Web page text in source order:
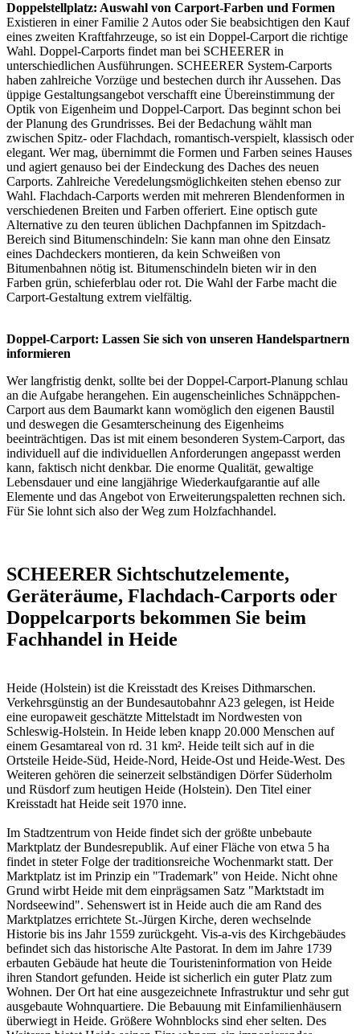
Doppelstellplatz: Auswahl von Carport-Farben und Formen
Existieren in einer Familie 2 Autos oder Sie beabsichtigen den Kauf
eines zweiten Kraftfahrzeuge, so ist ein Doppel-Carport die richtige
Wahl. Doppel-Carports findet man bei SCHEERER in
unterschiedlichen Ausführungen. SCHEERER System-Carports
haben zahlreiche Vorzüge und bestechen durch ihr Aussehen. Das
üppige Gestaltungsangebot verschafft eine Übereinstimmung der
Optik von Eigenheim und Doppel-Carport. Das beginnt schon bei
der Planung des Grundrisses. Bei der Bedachung wählt man
zwischen Spitz- oder Flachdach, romantisch-verspielt, klassisch oder
elegant. Wer mag, übernimmt die Formen und Farben seines Hauses
und agiert genauso bei der Eindeckung des Daches des neuen
Carports. Zahlreiche Veredelungsmöglichkeiten stehen ebenso zur
Wahl. Flachdach-Carports werden mit mehreren Blendenformen in
verschiedenen Breiten und Farben offeriert. Eine optisch gute
Alternative zu den teuren üblichen Dachpfannen im Spitzdach-
Bereich sind Bitumenschindeln: Sie kann man ohne den Einsatz
eines Dachdeckers montieren, da kein Schweißen von
Bitumenbahnen nötig ist. Bitumenschindeln bieten wir in den
Farben grün, schieferblau oder rot. Die Wahl der Farbe macht die
Carport-Gestaltung extrem vielfältig.
Doppel-Carport: Lassen Sie sich von unseren Handelspartnern
informieren
Wer langfristig denkt, sollte bei der Doppel-Carport-Planung schlau
an die Aufgabe herangehen. Ein augenscheinliches Schnäppchen-
Carport aus dem Baumarkt kann womöglich den eigenen Baustil
und deswegen die Gesamterscheinung des Eigenheims
beeinträchtigen. Das ist mit einem besonderen System-Carport, das
individuell auf die individuellen Anforderungen angepasst werden
kann, faktisch nicht denkbar. Die enorme Qualität, gewaltige
Lebensdauer und eine langjährige Wiederkaufgarantie auf alle
Elemente und das Angebot von Erweiterungspaletten rechnen sich.
Für Sie lohnt sich also der Weg zum Holzfachhandel.
SCHEERER Sichtschutzelemente,
Geräteräume, Flachdach-Carports oder
Doppelcarports bekommen Sie beim
Fachhandel in Heide
Heide (Holstein) ist die Kreisstadt des Kreises Dithmarschen.
Verkehrsgünstig an der Bundesautobahnr A23 gelegen, ist Heide
eine europaweit geschätzte Mittelstadt im Nordwesten von
Schleswig-Holstein. In Heide leben knapp 20.000 Menschen auf
einem Gesamtareal von rd. 31 km². Heide teilt sich auf in die
Ortsteile Heide-Süd, Heide-Nord, Heide-Ost und Heide-West. Des
Weiteren gehören die seinerzeit selbständigen Dörfer Süderholm
und Rüsdorf zum heutigen Heide (Holstein). Den Titel einer
Kreisstadt hat Heide seit 1970 inne.
Im Stadtzentrum von Heide findet sich der größte unbebaute
Marktplatz der Bundesrepublik. Auf einer Fläche von etwa 5 ha
findet in steter Folge der traditionsreiche Wochenmarkt statt. Der
Marktplatz ist im Prinzip ein "Trademark" von Heide. Nicht ohne
Grund wirbt Heide mit dem einprägsamen Satz "Marktstadt im
Nordseewind". Sehenswert ist in Heide auch die am Rand des
Marktplatzes errichtete St.-Jürgen Kirche, deren wechselnde
Historie bis ins Jahr 1559 zurückgeht. Vis-a-vis des Kirchgebäudes
befindet sich das historische Alte Pastorat. In dem im Jahre 1739
erbauten Gebäude hat heute die Touristeninformation von Heide
ihren Standort gefunden. Heide ist sicherlich ein guter Platz zum
Wohnen. Der Ort hat eine ausgezeichnete Infrastruktur und sehr gut
ausgebaute Wohnquartiere. Die Bebauung mit Einfamilienhäusern
überwiegt in Heide. Größere Wohnblocks sind eher selten. Des